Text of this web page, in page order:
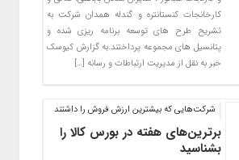
کارخانجات کنستانتره و گندله همدان شرکت به
تشریح طرح های توسعه برنامه ریزی شده و
پتانسیل های مجموعه پرداختند.به گزارش کیوسک
خبر به نقل از مدیریت ارتباطات و رسانه […]
شرکت‌هایی که بیشترین ارزش فروش را داشتند
برترین‌های هفته در بورس کالا را
بشناسید